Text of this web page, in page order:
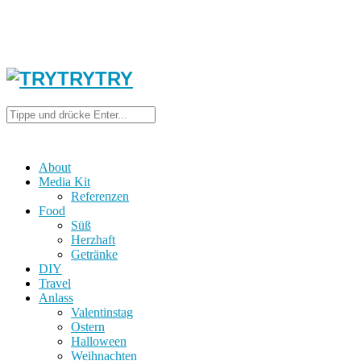
About
Media Kit
Referenzen
Food
Süß
Herzhaft
Getränke
DIY
Travel
Anlass
Valentinstag
Ostern
Halloween
Weihnachten